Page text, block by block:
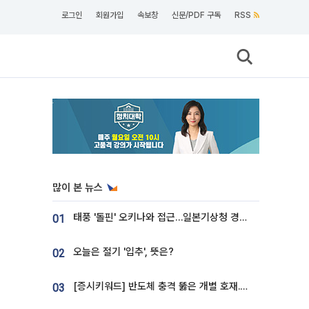
로그인 회원가입 속보창 신문/PDF 구독 RSS
많이 본 뉴스
01 태풍 '돌핀' 오키나와 접근…일본기상청 경로 업데이트
02 오늘은 절기 '입추', 뜻은?
03 [증시키워드] 반도체 충격 뚫은 개별 호재...포스코퓨처엠·에코프로·한화솔루션 '눈길'